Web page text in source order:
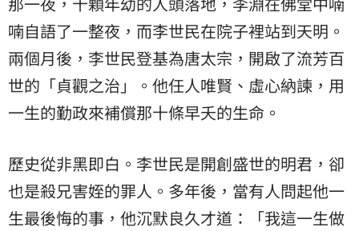
喃自語了一整夜，而李世民在院子裡站到天明。
兩個月後，李世民登基為唐太宗，開啟了流芳百
世的「貞觀之治」。他任人唯賢、虛心納諫，用
一生的勤政來補償那十條早夭的生命。
歷史從非黑即白。李世民是開創盛世的明君，卻
也是殺兄害姪的罪人。多年後，當有人問起他一
生最後悔的事，他沉默良久才道：「我這一生做